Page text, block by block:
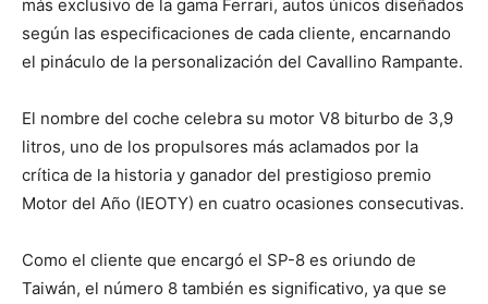
más exclusivo de la gama Ferrari, autos únicos diseñados
según las especificaciones de cada cliente, encarnando
el pináculo de la personalización del Cavallino Rampante.
El nombre del coche celebra su motor V8 biturbo de 3,9
litros, uno de los propulsores más aclamados por la
crítica de la historia y ganador del prestigioso premio
Motor del Año (IEOTY) en cuatro ocasiones consecutivas.
Como el cliente que encargó el SP-8 es oriundo de
Taiwán, el número 8 también es significativo, ya que se